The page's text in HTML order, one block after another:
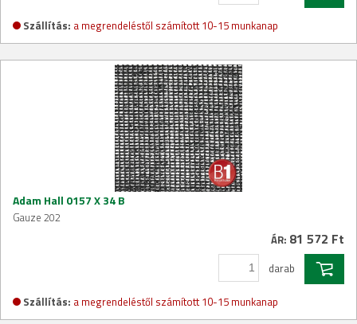
Szállítás: a megrendeléstől számított 10-15 munkanap
Adam Hall 0157 X 34 B
Gauze 202
ÁR: 81 572 Ft
darab
Szállítás: a megrendeléstől számított 10-15 munkanap